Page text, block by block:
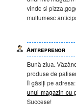
vinde si
multumesc
Antreprenor
Bună ziua.
produse de
Îl găsiți pe adresa:
unui-magazin-
Succese!